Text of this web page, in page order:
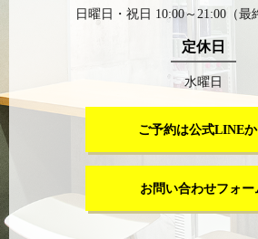
日曜日・祝日 10:00～21:00（最
定休日
水曜日
ご予約は公式LINE
お問い合わせフォー